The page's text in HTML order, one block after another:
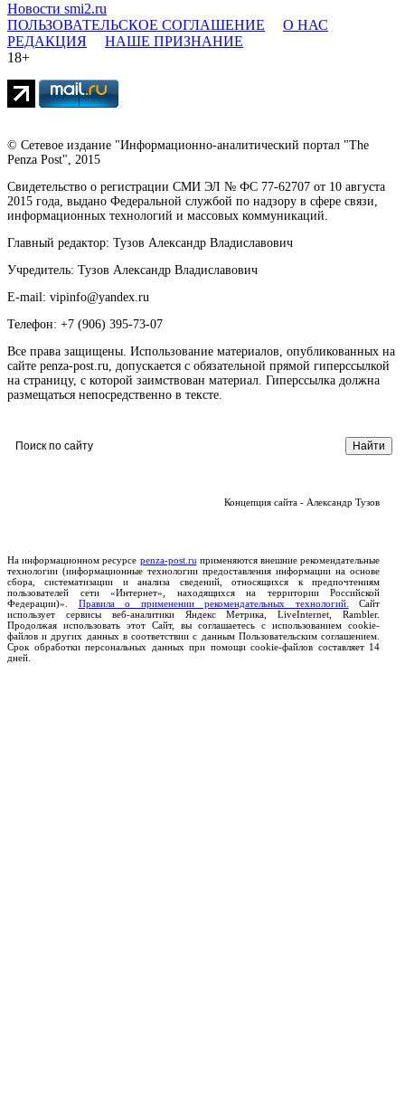
Новости smi2.ru
ПОЛЬЗОВАТЕЛЬСКОЕ СОГЛАШЕНИЕ
О НАС
РЕДАКЦИЯ
НАШЕ ПРИЗНАНИЕ
18+
© Сетевое издание "Информационно-аналитический портал "The
Penza Post", 2015
Свидетельство о регистрации СМИ ЭЛ № ФС 77-62707 от 10 августа
2015 года, выдано Федеральной службой по надзору в сфере связи,
информационных технологий и массовых коммуникаций.
Главный редактор: Тузов Александр Владиславович
Учредитель: Тузов Александр Владиславович
E-mail: vipinfo@yandex.ru
Телефон: +7 (906) 395-73-07
Все права защищены. Использование материалов, опубликованных на
сайте penza-post.ru, допускается с обязательной прямой гиперссылкой
на страницу, с которой заимствован материал. Гиперссылка должна
размещаться непосредственно в тексте.
Концепция сайта - Александр Тузов
На информационном ресурсе penza-post.ru применяются внешние рекомендательные
технологии (информационные технологии предоставления информации на основе
сбора, систематизации и анализа сведений, относящихся к предпочтениям
пользователей сети «Интернет», находящихся на территории Российской
Федерации)». Правила о применении рекомендательных технологий.
Сайт
использует сервисы веб-аналитики Яндекс Метрика, LiveInternet, Rambler.
Продолжая использовать этот Сайт, вы соглашаетесь с использованием cookie-
файлов и других данных в соответствии с данным Пользовательским соглашением.
Срок обработки персональных данных при помощи cookie-файлов составляет 14
дней.